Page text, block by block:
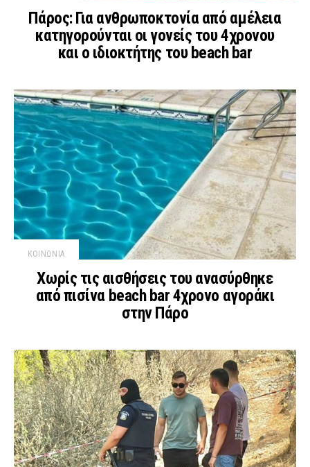
Πάρος: Για ανθρωποκτονία από αμέλεια
κατηγορούνται οι γονείς του 4χρονου
και ο ιδιοκτήτης του beach bar
ΚΟΙΝΩΝΙΑ
Χωρίς τις αισθήσεις του ανασύρθηκε
από πισίνα beach bar 4χρονο αγοράκι
στην Πάρο